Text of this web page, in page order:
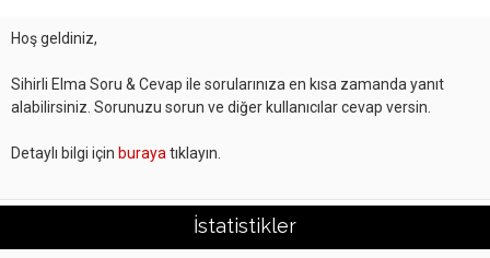
Hoş geldiniz,
Sihirli Elma Soru & Cevap ile sorularınıza en kısa zamanda yanıt
alabilirsiniz. Sorunuzu sorun ve diğer kullanıcılar cevap versin.
Detaylı bilgi için buraya tıklayın.
İstatistikler